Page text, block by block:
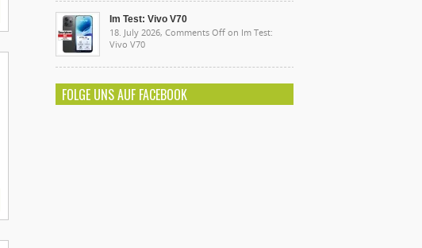
Im Test: Vivo V70
18. July 2026, Comments Off on Im Test:
Vivo V70
FOLGE UNS AUF FACEBOOK